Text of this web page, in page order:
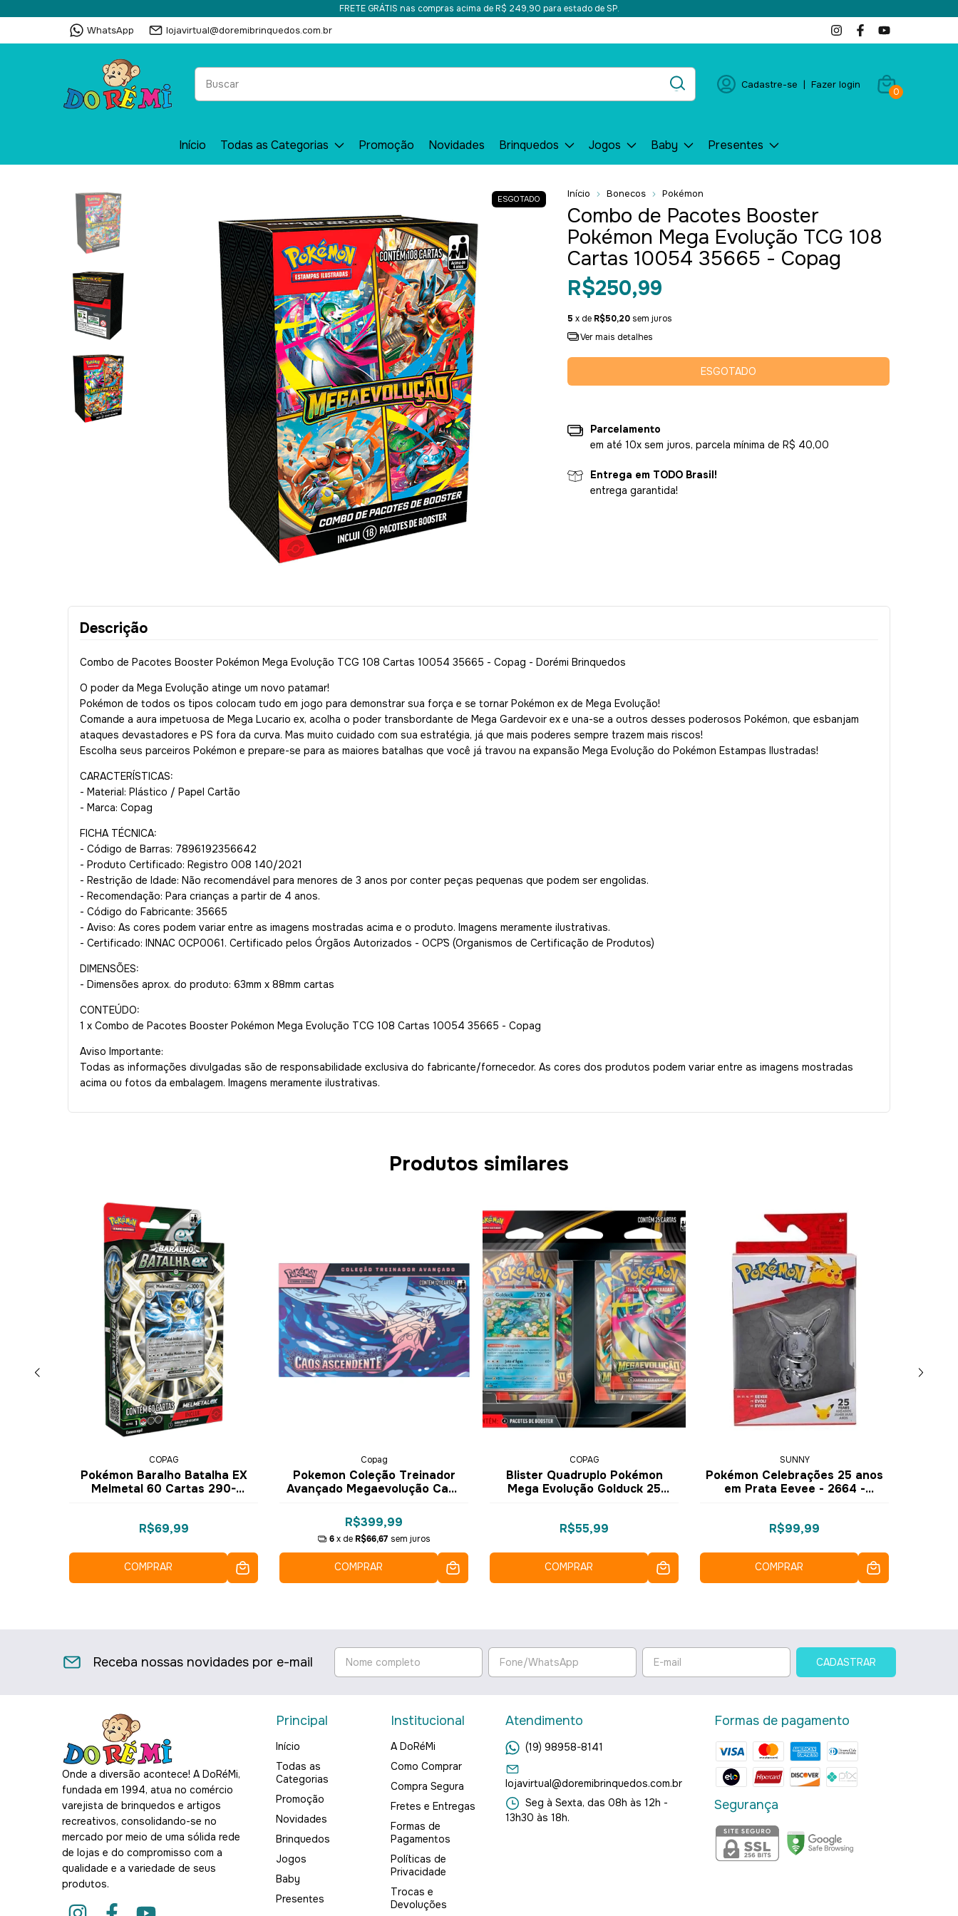
FRETE GRÁTIS nas compras acima de R$ 249,90 para estado de SP.
WhatsApp lojavirtual@doremibrinquedos.com.br
Cadastre-se | Fazer login
0
Início Todas as Categorias Promoção Novidades Brinquedos Jogos Baby Presentes
ESGOTADO Início Bonecos Pokémon
Combo de Pacotes Booster
Pokémon Mega Evolução TCG 108
Cartas 10054 35665 - Copag
R$250,99
5 x de R$50,20 sem juros
Ver mais detalhes
Parcelamento
em até 10x sem juros, parcela mínima de R$ 40,00
Entrega em TODO Brasil!
entrega garantida!
Descrição
Combo de Pacotes Booster Pokémon Mega Evolução TCG 108 Cartas 10054 35665 - Copag - Dorémi Brinquedos
O poder da Mega Evolução atinge um novo patamar!
Pokémon de todos os tipos colocam tudo em jogo para demonstrar sua força e se tornar Pokémon ex de Mega Evolução!
Comande a aura impetuosa de Mega Lucario ex, acolha o poder transbordante de Mega Gardevoir ex e una-se a outros desses poderosos Pokémon, que esbanjam
ataques devastadores e PS fora da curva. Mas muito cuidado com sua estratégia, já que mais poderes sempre trazem mais riscos!
Escolha seus parceiros Pokémon e prepare-se para as maiores batalhas que você já travou na expansão Mega Evolução do Pokémon Estampas Ilustradas!
CARACTERÍSTICAS:
- Material: Plástico / Papel Cartão
- Marca: Copag
FICHA TÉCNICA:
- Código de Barras: 7896192356642
- Produto Certificado: Registro 008 140/2021
- Restrição de Idade: Não recomendável para menores de 3 anos por conter peças pequenas que podem ser engolidas.
- Recomendação: Para crianças a partir de 4 anos.
- Código do Fabricante: 35665
- Aviso: As cores podem variar entre as imagens mostradas acima e o produto. Imagens meramente ilustrativas.
- Certificado: INNAC OCP0061. Certificado pelos Órgãos Autorizados - OCP´S (Organismos de Certificação de Produtos)
DIMENSÕES:
- Dimensões aprox. do produto: 63mm x 88mm cartas
CONTEÚDO:
1 x Combo de Pacotes Booster Pokémon Mega Evolução TCG 108 Cartas 10054 35665 - Copag
Aviso Importante:
Todas as informações divulgadas são de responsabilidade exclusiva do fabricante/fornecedor. As cores dos produtos podem variar entre as imagens mostradas
acima ou fotos da embalagem. Imagens meramente ilustrativas.
Produtos similares
COPAG
Pokémon Baralho Batalha EX
Melmetal 60 Cartas 290-
R$69,99
COMPRAR
Copag
Pokemon Coleção Treinador
Avançado Megaevolução Caos
R$399,99
6 x de R$66,67 sem juros
COMPRAR
COPAG
Blister Quadruplo Pokémon
Mega Evolução Golduck 25
R$55,99
COMPRAR
SUNNY
Pokémon Celebrações 25 anos
em Prata Eevee - 2664 -
R$99,99
COMPRAR
Receba nossas novidades por e-mail
Onde a diversão acontece! A DoRéMi,
fundada em 1994, atua no comércio
varejista de brinquedos e artigos
recreativos, consolidando-se no
mercado por meio de uma sólida rede
de lojas e do compromisso com a
qualidade e a variedade de seus
produtos.
Principal
Início
Todas as
Categorias
Promoção
Novidades
Brinquedos
Jogos
Baby
Presentes
Institucional
A DoRéMi
Como Comprar
Compra Segura
Fretes e Entregas
Formas de
Pagamentos
Políticas de
Privacidade
Trocas e
Devoluções
Atendimento
(19) 98958-8141
lojavirtual@doremibrinquedos.com.br
Seg à Sexta, das 08h às 12h -
13h30 às 18h.
Formas de pagamento
Segurança